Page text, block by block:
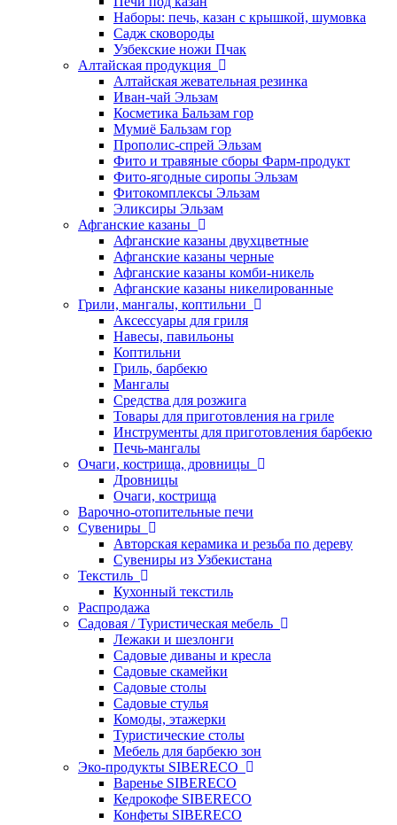
Наборы: печь, казан с крышкой, шумовка
Садж сковороды
Узбекские ножи Пчак
Алтайская продукция
Алтайская жевательная резинка
Иван-чай Эльзам
Косметика Бальзам гор
Мумиё Бальзам гор
Прополис-спрей Эльзам
Фито и травяные сборы Фарм-продукт
Фито-ягодные сиропы Эльзам
Фитокомплексы Эльзам
Эликсиры Эльзам
Афганские казаны
Афганские казаны двухцветные
Афганские казаны черные
Афганские казаны комби-никель
Афганские казаны никелированные
Грили, мангалы, коптильни
Аксессуары для гриля
Навесы, павильоны
Коптильни
Гриль, барбекю
Мангалы
Средства для розжига
Товары для приготовления на гриле
Инструменты для приготовления барбекю
Печь-мангалы
Очаги, кострища, дровницы
Дровницы
Очаги, кострища
Варочно-отопительные печи
Сувениры
Авторская керамика и резьба по дереву
Сувениры из Узбекистана
Текстиль
Кухонный текстиль
Распродажа
Садовая / Туристическая мебель
Лежаки и шезлонги
Садовые диваны и кресла
Садовые скамейки
Садовые столы
Садовые стулья
Комоды, этажерки
Туристические столы
Мебель для барбекю зон
Эко-продукты SIBERECO
Варенье SIBERECO
Кедрокофе SIBERECO
Конфеты SIBERECO